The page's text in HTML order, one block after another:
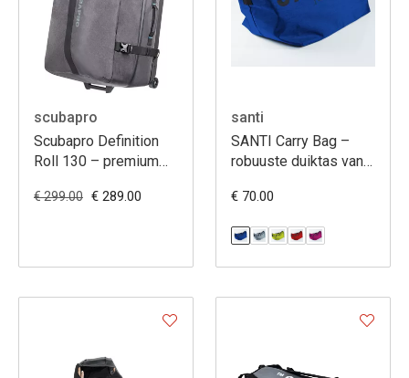
scubapro
Scubapro Definition
Roll 130 – premium
130L, duurzaam &
€ 299.00 € 289.00
santi
SANTI Carry Bag –
robuuste duiktas van
duurzaam en
€ 70.00